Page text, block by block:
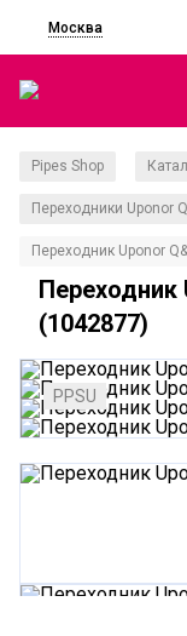
Москва
Pipes Shop
Переходники Uponor
Переходник Uponor
Переходник
(1042877)
PPSU